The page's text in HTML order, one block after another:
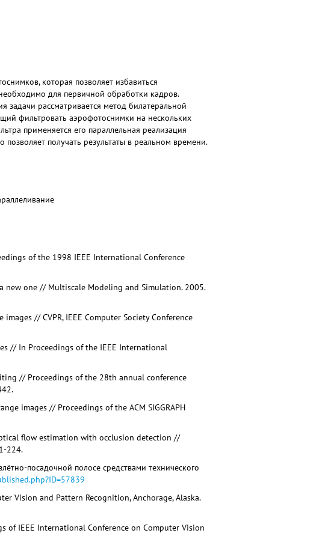
которая позволяет избавиться
для первичной обработки кадров.
задачи рассматривается метод билатеральной
фильтровать аэрофотоснимки на нескольких
применяется его параллельная реализация
получать результаты в реальном времени.
of the 1998 IEEE International Conference
new one // Multiscale Modeling and Simulation. 2005.
// CVPR, IEEE Computer Society Conference
// In Proceedings of the IEEE International
// Proceedings of the 28th annual conference
images // Proceedings of the ACM SIGGRAPH
flow estimation with occlusion detection //
224.
посадочной полосе средствами технического
Vision and Pattern Recognition, Anchorage, Alaska.
of IEEE International Conference on Computer Vision